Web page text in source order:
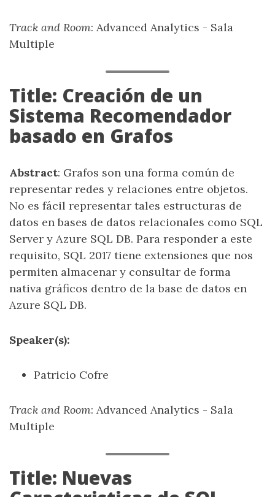
Track and Room: Advanced Analytics - Sala
Multiple
Title: Creación de un
Sistema Recomendador
basado en Grafos
Abstract: Grafos son una forma común de
representar redes y relaciones entre objetos.
No es fácil representar tales estructuras de
datos en bases de datos relacionales como SQL
Server y Azure SQL DB. Para responder a este
requisito, SQL 2017 tiene extensiones que nos
permiten almacenar y consultar de forma
nativa gráficos dentro de la base de datos en
Azure SQL DB.
Speaker(s):
Patricio Cofre
Track and Room: Advanced Analytics - Sala
Multiple
Title: Nuevas